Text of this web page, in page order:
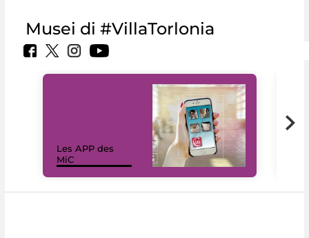
Musei di #VillaTorlonia
Les APP des
MiC